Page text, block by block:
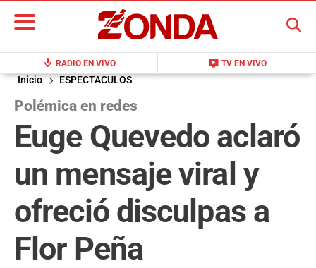
mic RADIO EN VIVO live_tv TV EN VIVO
BUSCAR
Inicio ESPECTACULOS
Polémica en redes
Euge Quevedo aclaró
un mensaje viral y
ofreció disculpas a
Flor Peña